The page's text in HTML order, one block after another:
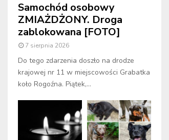
Samochód osobowy
ZMIAŻDŻONY. Droga
zablokowana [FOTO]
7 sierpnia 2026
Do tego zdarzenia doszło na drodze
krajowej nr 11 w miejscowości Grabatka
koło Rogoźna. Piątek,...